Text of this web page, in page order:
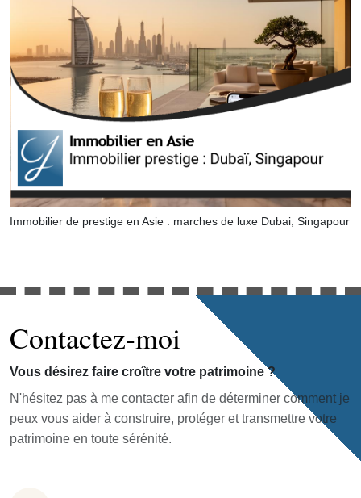
Immobilier de prestige en Asie : marches de luxe Dubai, Singapour
Contactez-moi
Vous désirez faire croître votre patrimoine ?
N'hésitez pas à me contacter afin de déterminer comment je
peux vous aider à construire, protéger et transmettre votre
patrimoine en toute sérénité.